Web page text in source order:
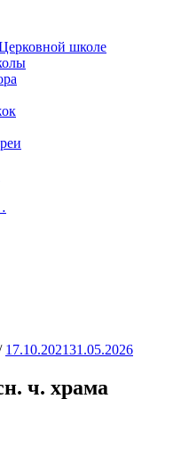
школе
17.10.202131.05.2026
ч. храма